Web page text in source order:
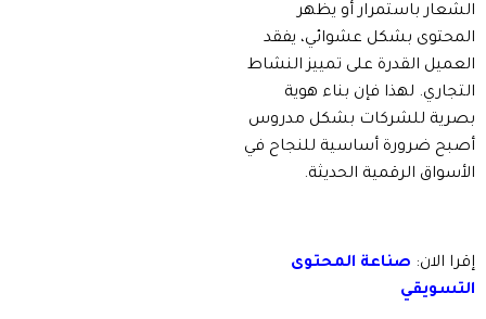
الشعار باستمرار أو يظهر
المحتوى بشكل عشوائي، يفقد
العميل القدرة على تمييز النشاط
التجاري. لهذا فإن بناء هوية
بصرية للشركات بشكل مدروس
أصبح ضرورة أساسية للنجاح في
الأسواق الرقمية الحديثة.
إقرا الان: صناعة المحتوى
التسويقي